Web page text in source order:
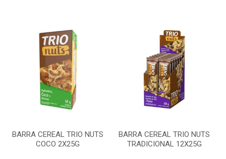
BARRA CEREAL TRIO NUTS
COCO 2X25G
BARRA CEREAL TRIO NUTS
TRADICIONAL 12X25G